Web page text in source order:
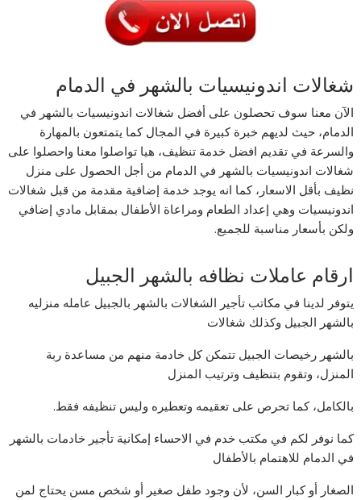
شغالات اندونيسيات بالشهر في الدمام
الآن معنا سوف تحصلون على أفضل شغالات اندونيسيات بالشهر في
الدمام، حيث لديهم خبرة كبيرة في المجال كما يتمتعون بالمهارة
والسرعة في تقديم افضل خدمة تنظيف، هيا تواصلوا معنا واحصلوا على
شغالات اندونيسيات بالشهر في الدمام من أجل الحصول على منزل
نظيف بأقل الاسعار، كما انه يوجد خدمة إضافية مقدمة من قبل شغالات
اندونيسيات وهي إعداد الطعام ومراعاة الأطفال بمقابل مادي إضافي
ولكن بأسعار مناسبة للجميع.
ارقام عاملات نظافه بالشهر الجبيل
يتوفر لدينا في مكاتب تأجير الشغالات بالشهر بالجبيل عامله منزليه
بالشهر الجبيل وكذلك شغالات
بالشهر رخيصات الجبيل تتمكن كل خادمة منهم من مساعدة ربة
المنزل، وتقوم بتنظيف وترتيب المنزل
بالكامل، كما تحرص على تعقيمه وتعطيره وليس تنظيفه فقط.
كما نوفر لكم في مكتب خدم في الاحساء إمكانية تأجير خادمات بالشهر
في الدمام للاهتمام بالأطفال
الصغار أو كبار السن، لأن وجود طفل صغير أو شخص مسن يحتاج لمن